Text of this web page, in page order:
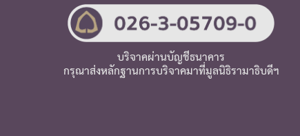
บริจาคผ่านบัญชีธนาคาร
กรุณาส่งหลักฐานการบริจาคมาที่มูลนิธิรามาธิบดีฯ